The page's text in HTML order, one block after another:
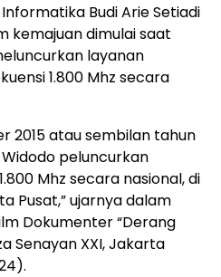
Budi Arie Setiadi
kemajuan dimulai saat
layanan
1.800 Mhz secara
2015 atau sembilan tahun
peluncurkan
Mhz secara nasional, di
Pusat,” ujarnya dalam
Dokumenter “Derang
Senayan XXI, Jakarta